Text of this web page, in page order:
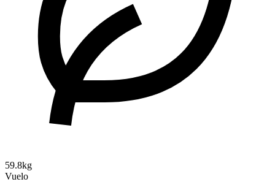
59.8kg
Vuelo